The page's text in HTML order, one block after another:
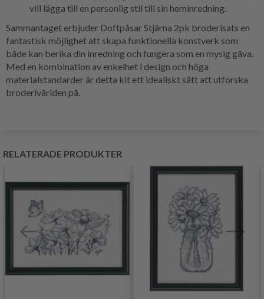
vill lägga till en personlig stil till sin heminredning.
Sammantaget erbjuder Doftpåsar Stjärna 2pk broderisats en
fantastisk möjlighet att skapa funktionella konstverk som
både kan berika din inredning och fungera som en mysig gåva.
Med en kombination av enkelhet i design och höga
materialstandarder är detta kit ett idealiskt sätt att utforska
broderivärlden på.
RELATERADE PRODUKTER